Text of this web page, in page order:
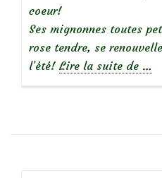
coeur!
Ses mignonnes toutes
rose tendre, se
l’été! Lire la suite de …